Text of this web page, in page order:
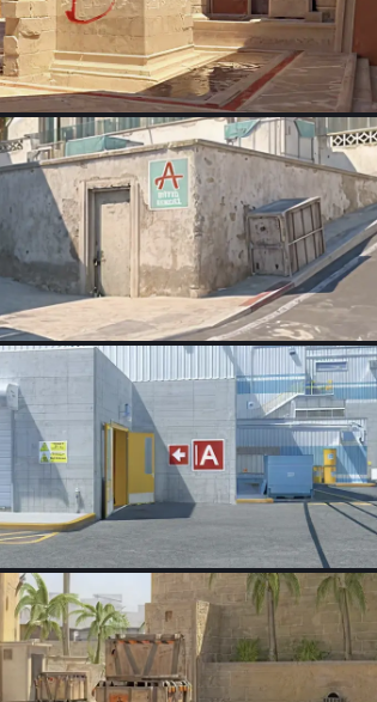
M9cRF
экрана
сторон
изображения
обновления
2 из России. Побывал в